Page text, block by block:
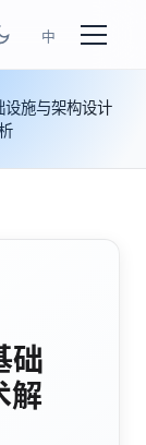
中
施与架构设计
础
解